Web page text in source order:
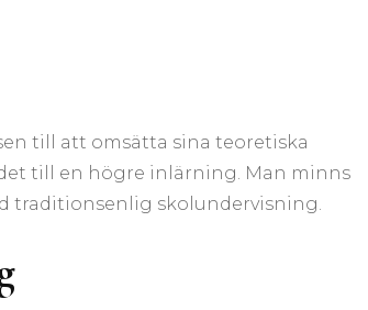
till att omsätta sina teoretiska
till en högre inlärning. Man minns
traditionsenlig skolundervisning.